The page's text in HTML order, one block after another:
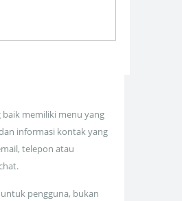
baik memiliki menu yang
informasi kontak yang
telepon atau
pengguna, bukan